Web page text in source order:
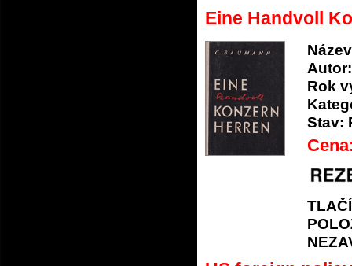
Eine Handvoll
Autor:
Rok
Stav: